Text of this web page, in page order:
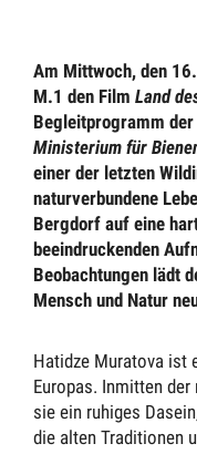
Am Mittwoch, den
M.1 den Film Land
Begleitprogramm
Ministerium für
einer der letzten
naturverbundene
Bergdorf auf eine
beeindruckenden
Beobachtungen lädt
Mensch und Natur
Hatidze Muratova ist
Europas. Inmitten
sie ein ruhiges
die alten Traditionen